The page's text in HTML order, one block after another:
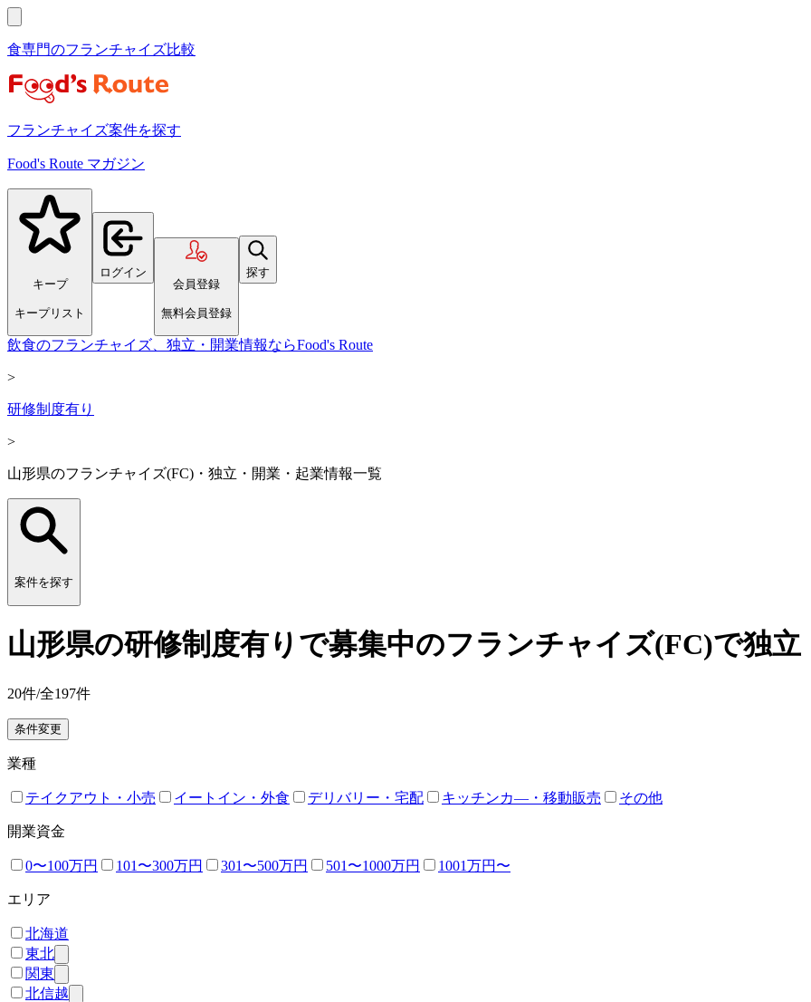
食専門のフランチャイズ比較
フランチャイズ案件を探す
Food's Route マガジン
キープ
キープリスト
ログイン
会員登録
無料会員登録
探す
飲食のフランチャイズ、独立・開業情報ならFood's Route
>
研修制度有り
>
山形県のフランチャイズ(FC)・独立・開業・起業情報一覧
案件を探す
山形県の研修制度有りで募集中のフランチャイズ(FC)で独
20件/全197件
条件変更
業種
テイクアウト・小売 イートイン・外食 デリバリー・宅配 キッチンカ―・移動販売 その他
開業資金
0〜100万円 101〜300万円 301〜500万円 501〜1000万円 1001万円〜
エリア
北海道
東北
関東
北信越